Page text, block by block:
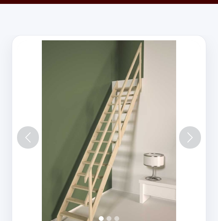
Vorige